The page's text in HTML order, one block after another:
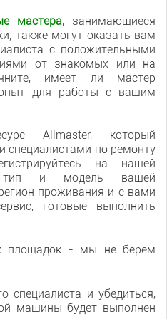
мастера, занимающиеся
также могут оказать вам
с положительными
от знакомых или на
имеет ли мастер
для работы с вашим
Allmaster, который
специалистами по ремонту
на нашей
тип и модель вашей
проживания и с вами
готовые выполнить
площадок - мы не берем
специалиста и убедиться,
машины будет выполнен